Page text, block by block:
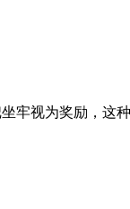
牢视为奖励，这